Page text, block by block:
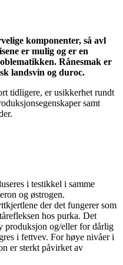
komponenter, så avl
er mulig og er en
Rånesmak er
landsvin og duroc.
tidligere, er usikkerhet rundt
samt
i testikkel i samme
og østrogen.
der det fungerer som
hos purka. Det
produksjon og/eller for dårlig
i fettvev. For høye nivåer i
er sterkt påvirket av